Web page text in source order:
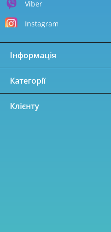
Viber
Instagram
Інформація
Категорії
Клієнту